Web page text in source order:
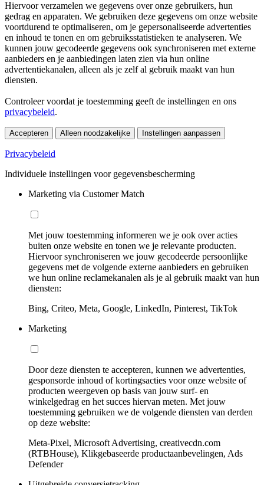
Hiervoor verzamelen we gegevens over onze gebruikers, hun
gedrag en apparaten. We gebruiken deze gegevens om onze website
voortdurend te optimaliseren, om je gepersonaliseerde advertenties
en inhoud te tonen en om gebruiksstatistieken te analyseren. We
kunnen jouw gecodeerde gegevens ook synchroniseren met externe
aanbieders en je aanbiedingen laten zien via hun online
advertentiekanalen, alleen als je zelf al gebruik maakt van hun
diensten.
Controleer voordat je toestemming geeft de instellingen en ons
privacybeleid.
Accepteren Alleen noodzakelijke Instellingen aanpassen
Privacybeleid
Individuele instellingen voor gegevensbescherming
Marketing via Customer Match
Met jouw toestemming informeren we je ook over acties
buiten onze website en tonen we je relevante producten.
Hiervoor synchroniseren we jouw gecodeerde persoonlijke
gegevens met de volgende externe aanbieders en gebruiken
we hun online reclamekanalen als je al gebruik maakt van hun
diensten:
Bing, Criteo, Meta, Google, LinkedIn, Pinterest, TikTok
Marketing
Door deze diensten te accepteren, kunnen we advertenties,
gesponsorde inhoud of kortingsacties voor onze website of
producten weergeven op basis van jouw surf- en
winkelgedrag en het succes hiervan meten. Met jouw
toestemming gebruiken we de volgende diensten van derden
op deze website:
Meta-Pixel, Microsoft Advertising, creativecdn.com
(RTBHouse), Klikgebaseerde productaanbevelingen, Ads
Defender